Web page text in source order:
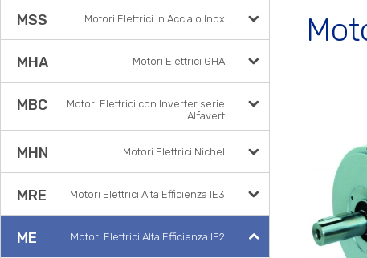
MSS Motori Elettrici in Acciaio Inox
MHA Motori Elettrici GHA
MBC
Motori Elettrici con Inverter serie
Alfavert
MHN Motori Elettrici Nichel
MRE Motori Elettrici Alta Efficienza IE3
ME Motori Elettrici Alta Efficienza IE2